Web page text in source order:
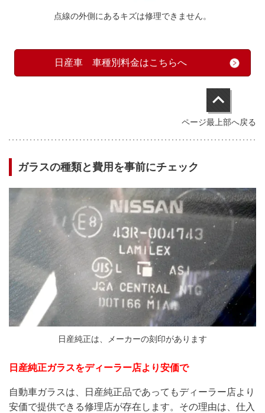
点線の外側にあるキズは修理できません。
日産車 車種別料金はこちらへ
ページ最上部へ戻る
ガラスの種類と費用を事前にチェック
日産純正は、メーカーの刻印があります
日産純正ガラスをディーラー店より安価で
自動車ガラスは、日産純正品であってもディーラー店より
安価で提供できる修理店が存在します。その理由は、仕入